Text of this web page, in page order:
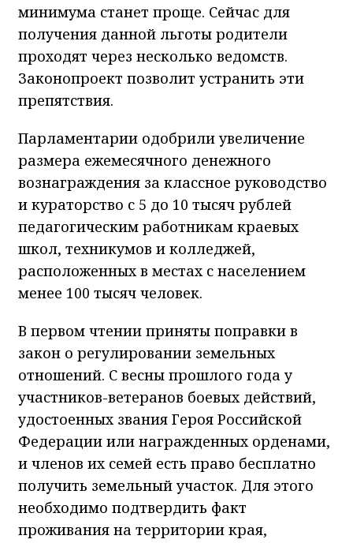
минимума станет проще. Сейчас для
получения данной льготы родители
проходят через несколько ведомств.
Законопроект позволит устранить эти
препятствия.
Парламентарии одобрили увеличение
размера ежемесячного денежного
вознаграждения за классное руководство
и кураторство с 5 до 10 тысяч рублей
педагогическим работникам краевых
школ, техникумов и колледжей,
расположенных в местах с населением
менее 100 тысяч человек.
В первом чтении приняты поправки в
закон о регулировании земельных
отношений. С весны прошлого года у
участников-ветеранов боевых действий,
удостоенных звания Героя Российской
Федерации или награжденных орденами,
и членов их семей есть право бесплатно
получить земельный участок. Для этого
необходимо подтвердить факт
проживания на территории края,